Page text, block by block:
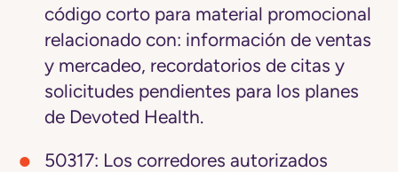
código corto para material promocional
relacionado con: información de ventas
y mercadeo, recordatorios de citas y
solicitudes pendientes para los planes
de Devoted Health.
50317: Los corredores autorizados